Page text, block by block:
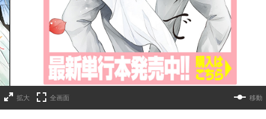
詳細ページへのリンク
拡大 全画面 移動